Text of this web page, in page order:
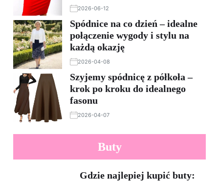
2026-06-12
Spódnice na co dzień – idealne
połączenie wygody i stylu na
każdą okazję
2026-04-08
Szyjemy spódnicę z półkoła –
krok po kroku do idealnego
fasonu
2026-04-07
Buty
Gdzie najlepiej kupić buty: